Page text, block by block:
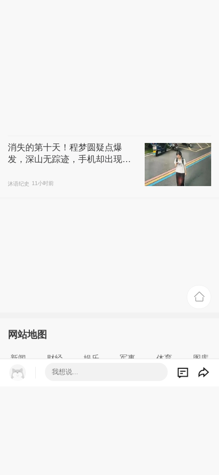
消失的第十天！程梦圆疑点爆
发，深山无踪迹，手机却出现在
沐语纪史 11小时前
网站地图
新闻 财经 娱乐 军事 体育 图库
汽车 房产 历史